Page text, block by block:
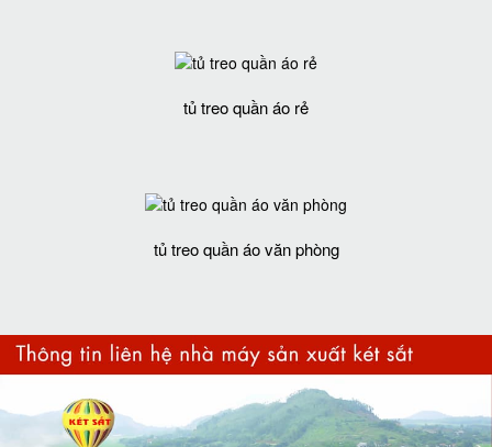
tủ treo quần áo rẻ
tủ treo quần áo văn phòng